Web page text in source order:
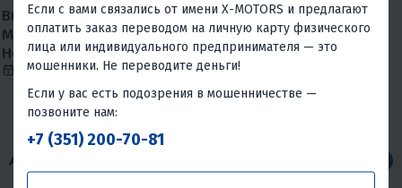
Внимание МОШЕННИКИ, X-
MOTORS предупреждает!
Новая схема мошенничества.
10 января 2025 33933
Сориентировался 😅
7 августа 2026 168
АКЦИИ НА МОТОТЕХНИКУ
Если с вами связались от имени X-MOTORS и предлагают
оплатить заказ переводом на личную карту физического
лица или индивидуального предпринимателя — это
мошенники. Не переводите деньги!
Если у вас есть подозрения в мошенничестве —
позвоните нам:
+7 (351) 200-70-81